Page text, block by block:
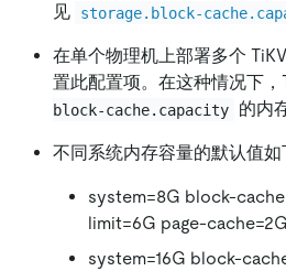
见
storage.block-
在单个物理机上部署多个
置此配置项。在这种情况下，
block-cache.capacity
的内
不同系统内存容量的默认值如
system=8G block-
limit=6G page-cache=2G
system=16G block-